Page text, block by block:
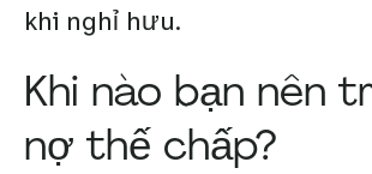
khi nghỉ hưu.
Khi nào bạn nên
nợ thế chấp?